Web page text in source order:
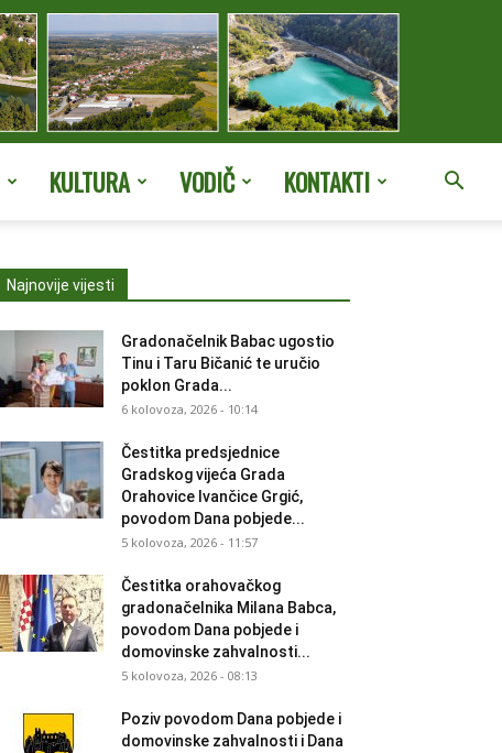
KULTURA VODIČ KONTAKTI
Najnovije vijesti
Gradonačelnik Babac ugostio
Tinu i Taru Bičanić te uručio
poklon Grada...
6 kolovoza, 2026 - 10:14
Čestitka predsjednice
Gradskog vijeća Grada
Orahovice Ivančice Grgić,
povodom Dana pobjede...
5 kolovoza, 2026 - 11:57
Čestitka orahovačkog
gradonačelnika Milana Babca,
povodom Dana pobjede i
domovinske zahvalnosti...
5 kolovoza, 2026 - 08:13
Poziv povodom Dana pobjede i
domovinske zahvalnosti i Dana